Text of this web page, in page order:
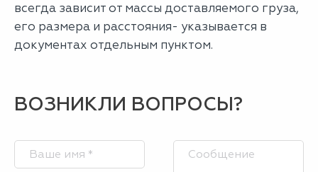
всегда зависит от массы доставляемого груза,
его размера и расстояния- указывается в
документах отдельным пунктом.
ВОЗНИКЛИ ВОПРОСЫ?